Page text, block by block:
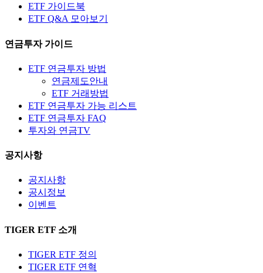
ETF 가이드북
ETF Q&A 모아보기
연금투자 가이드
ETF 연금투자 방법
연금제도안내
ETF 거래방법
ETF 연금투자 가능 리스트
ETF 연금투자 FAQ
투자와 연금TV
공지사항
공지사항
공시정보
이벤트
TIGER ETF 소개
TIGER ETF 정의
TIGER ETF 연혁